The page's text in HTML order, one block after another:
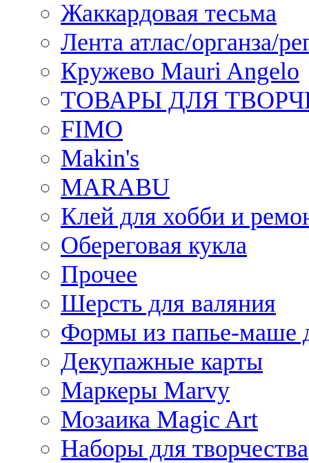
Жаккардовая тесьма
Лента атлас/органза/
Кружево Mauri Angelo
ТОВАРЫ ДЛЯ
FIMO
Makin's
MARABU
Клей для хобби и
Обереговая кукла
Прочее
Шерсть для валяния
Формы из папье-маше
Декупажные карты
Маркеры Marvy
Мозаика Magic Art
Наборы для творчества